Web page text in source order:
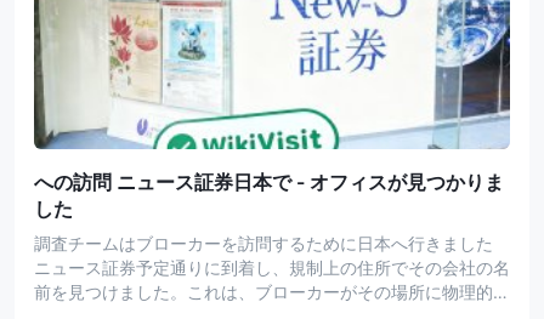
への訪問 ニュース証券日本で - オフィスが見つかりま
した
調査チームはブローカーを訪問するために日本へ行きました
ニュース証券予定通りに到着し、規制上の住所でその会社の名
前を見つけました。これは、ブローカーがその場所に物理的な